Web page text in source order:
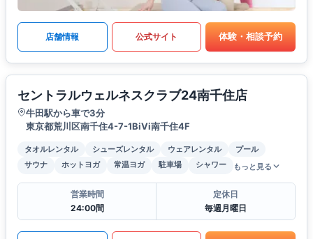
店舗情報 公式サイト 体験・相談予約
セントラルウェルネスクラブ24南千住店
牛田駅から車で3分
東京都荒川区南千住4-7-1BiVi南千住4F
タオルレンタル シューズレンタル ウェアレンタル
プール
サウナ
ホットヨガ 常温ヨガ 駐車場 シャワー もっと見る
営業時間
24:00間
定休日
毎週月曜日